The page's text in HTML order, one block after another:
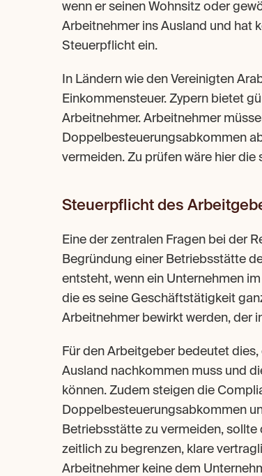
wenn er seinen Wohnsitz oder
Arbeitnehmer ins Ausland und hat
Steuerpflicht ein.
In Ländern wie den Vereinigten
Einkommensteuer. Zypern bietet
Arbeitnehmer. Arbeitnehmer
Doppelbesteuerungsabkommen
vermeiden. Zu prüfen wäre hier die
Steuerpflicht des
Eine der zentralen Fragen bei der
Begründung einer Betriebsstätte
entsteht, wenn ein Unternehmen
die es seine Geschäftstätigkeit
Arbeitnehmer bewirkt werden, der
Für den Arbeitgeber bedeutet
Ausland nachkommen muss und
können. Zudem steigen die
Doppelbesteuerungsabkommen
Betriebsstätte zu vermeiden,
zeitlich zu begrenzen, klare
Arbeitnehmer keine dem